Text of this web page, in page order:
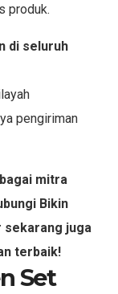
produk.
di seluruh
pengiriman
mitra
Bikin
sekarang juga
terbaik!
Set